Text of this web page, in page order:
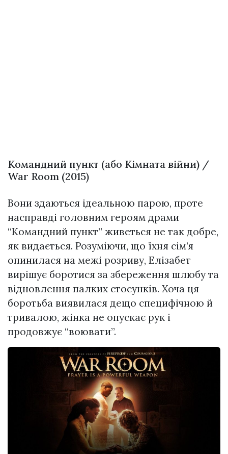
Командний пункт (або Кімната війни) /
War Room (2015)
Вони здаються ідеальною парою, проте
насправді головним героям драми
“Командний пункт” живеться не так добре,
як видається. Розуміючи, що їхня сім’я
опинилася на межі розриву, Елізабет
вирішує боротися за збереження шлюбу та
відновлення палких стосунків. Хоча ця
боротьба виявилася дещо специфічною й
тривалою, жінка не опускає рук і
продовжує “воювати”.